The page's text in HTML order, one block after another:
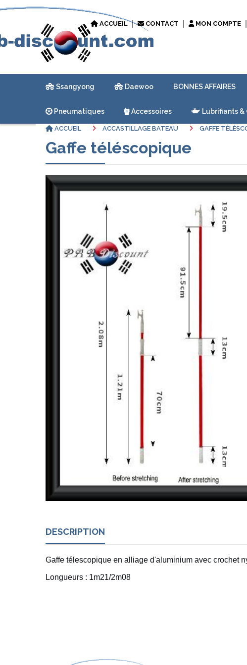
ACCUEIL CONTACT MON COMPTE
Ssangyong Daewoo BONNES AFFAIRES
Pneumatiques Accessoires Lubrifiants &
ACCUEIL ACCASTILLAGE BATEAU GAFFE
Gaffe téléscopique
DESCRIPTION
Gaffe télescopique en alliage d'aluminium avec crochet
Longueurs : 1m21/2m08